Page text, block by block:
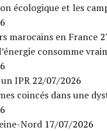
écologique et les
marocains en France
consomme
IPR 22/07/2026
coincés dans une
Nord 17/07/2026